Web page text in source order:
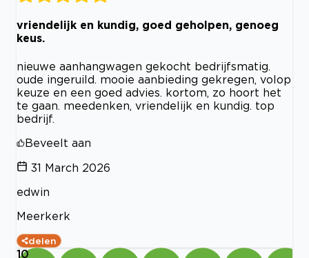
vriendelijk en kundig, goed geholpen, genoeg
keus.
nieuwe aanhangwagen gekocht bedrijfsmatig.
oude ingeruild. mooie aanbieding gekregen, volop
keuze en een goed advies. kortom, zo hoort het
te gaan. meedenken, vriendelijk en kundig. top
bedrijf.
Beveelt aan
31 March 2026
edwin
Meerkerk
delen
10